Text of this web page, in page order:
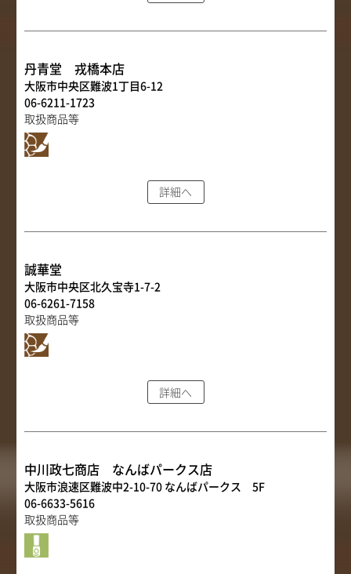
丹青堂 戎橋本店
大阪市中央区難波1丁目6-12
06-6211-1723
取扱商品等
詳細へ
誠華堂
大阪市中央区北久宝寺1-7-2
06-6261-7158
取扱商品等
詳細へ
中川政七商店 なんばパークス店
大阪市浪速区難波中2-10-70 なんばパークス 5F
06-6633-5616
取扱商品等